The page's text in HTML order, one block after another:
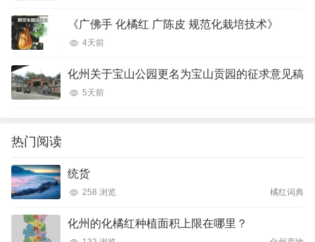
《广佛手 化橘红 广陈皮 规范化栽培技术》
4天前
化州关于宝山公园更名为宝山贡园的征求意见稿
5天前
热门阅读
统货
258 浏览 橘红词典
化州的化橘红种植面积上限在哪里？